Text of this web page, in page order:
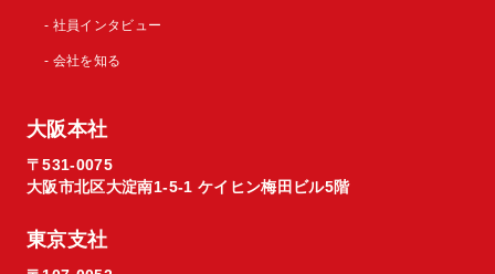
- 社員インタビュー
- 会社を知る
大阪本社
〒531-0075
大阪市北区大淀南1-5-1 ケイヒン梅田ビル5階
東京支社